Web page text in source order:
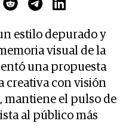
estilo depurado y
visual de la
una propuesta
creativa con visión
mantiene el pulso de
al público más